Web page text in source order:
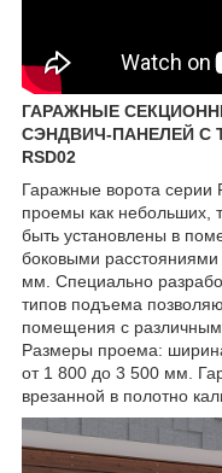
ГАРАЖНЫЕ
СЭНДВИЧ-ПАНЕЛЕЙ
RSD02
Гаражные ворота серии
проемы как небольших,
быть установлены в
боковыми
мм. Специально
типов подъема
помещения с
Размеры проема:
от 1 800 до 3 500 мм.
врезанной в полотно